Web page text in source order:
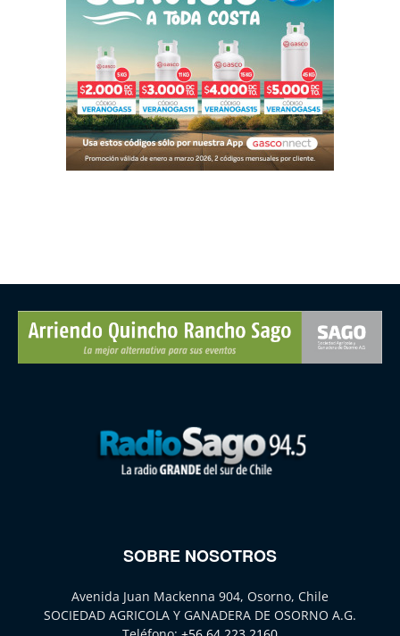
SOBRE NOSOTROS
Avenida Juan Mackenna 904, Osorno, Chile
SOCIEDAD AGRICOLA Y GANADERA DE OSORNO A.G.